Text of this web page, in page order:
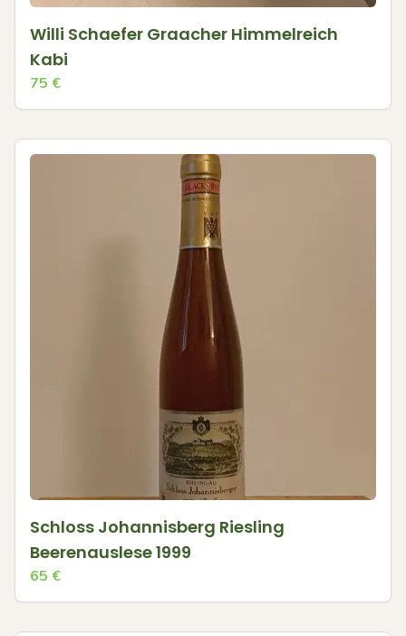
Willi Schaefer Graacher Himmelreich
Kabi
75 €
Schloss Johannisberg Riesling
Beerenauslese 1999
65 €